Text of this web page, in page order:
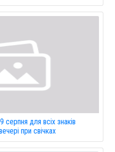
для всіх знаків
при свічках